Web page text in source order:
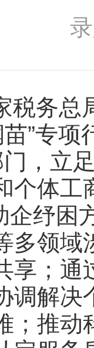
税务总
”专
，立
个体工
企纾困
多领域
享；通
调解
；推动